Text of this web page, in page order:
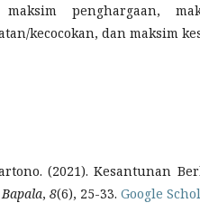
maksim penghargaan,
kecocokan, dan maksim
(2021). Kesantunan
Bapala, 8(6), 25-33. Google